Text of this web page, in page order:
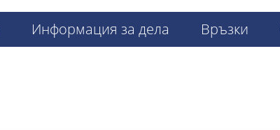
Информация за дела Връзки